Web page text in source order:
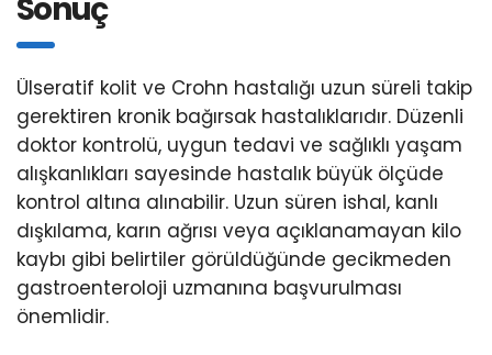
Sonuç
Ülseratif kolit ve Crohn hastalığı uzun süreli takip
gerektiren kronik bağırsak hastalıklarıdır. Düzenli
doktor kontrolü, uygun tedavi ve sağlıklı yaşam
alışkanlıkları sayesinde hastalık büyük ölçüde
kontrol altına alınabilir. Uzun süren ishal, kanlı
dışkılama, karın ağrısı veya açıklanamayan kilo
kaybı gibi belirtiler görüldüğünde gecikmeden
gastroenteroloji uzmanına başvurulması
önemlidir.